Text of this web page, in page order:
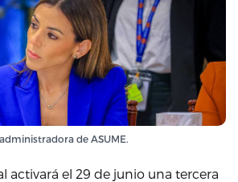
de ASUME.
activará el 29 de junio una tercera